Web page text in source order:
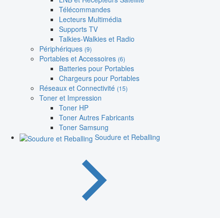
Télécommandes
Lecteurs Multimédia
Supports TV
Talkies-Walkies et Radio
Périphériques (9)
Portables et Accessoires (6)
Batteries pour Portables
Chargeurs pour Portables
Réseaux et Connectivité (15)
Toner et Impression
Toner HP
Toner Autres Fabricants
Toner Samsung
Soudure et Reballing